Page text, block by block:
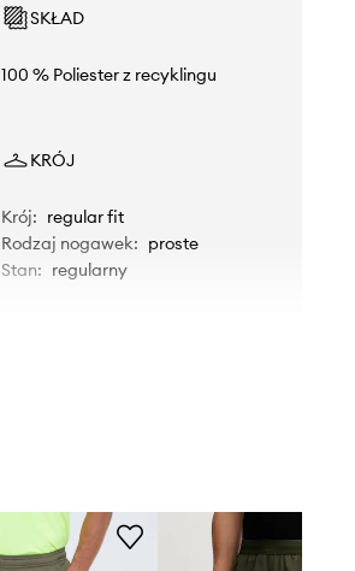
SKŁAD
100 % Poliester z recyklingu
KRÓJ
Krój: regular fit
Rodzaj nogawek: proste
Stan: regularny